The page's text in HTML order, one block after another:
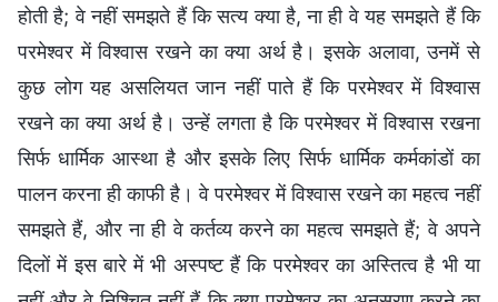
होती है; वे नहीं समझते हैं कि सत्य क्या है, ना ही वे यह समझते हैं कि
परमेश्वर में विश्वास रखने का क्या अर्थ है। इसके अलावा, उनमें से
कुछ लोग यह असलियत जान नहीं पाते हैं कि परमेश्वर में विश्वास
रखने का क्या अर्थ है। उन्हें लगता है कि परमेश्वर में विश्वास रखना
सिर्फ धार्मिक आस्था है और इसके लिए सिर्फ धार्मिक कर्मकांडों का
पालन करना ही काफी है। वे परमेश्वर में विश्वास रखने का महत्व नहीं
समझते हैं, और ना ही वे कर्तव्य करने का महत्व समझते हैं; वे अपने
दिलों में इस बारे में भी अस्पष्ट हैं कि परमेश्वर का अस्तित्व है भी या